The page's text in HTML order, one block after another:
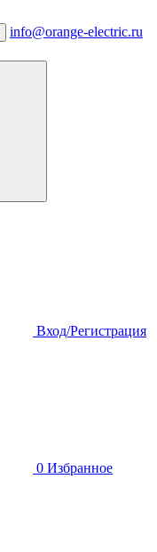
info@orange-electric.ru
Вход/Регистрация
0 Избранное